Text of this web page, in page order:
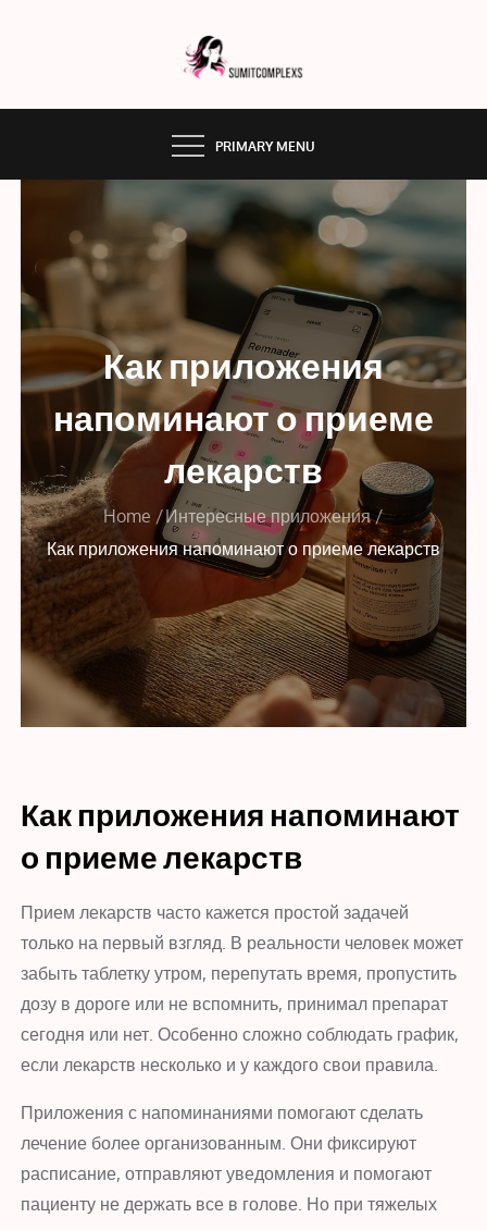
SUMMITCOMPLEX.COM
PRIMARY MENU
Как приложения
напоминают о приеме
лекарств
Home
Интересные приложения
Как приложения напоминают о приеме лекарств
Как приложения напоминают
о приеме лекарств
Прием лекарств часто кажется простой задачей
только на первый взгляд. В реальности человек может
забыть таблетку утром, перепутать время, пропустить
дозу в дороге или не вспомнить, принимал препарат
сегодня или нет. Особенно сложно соблюдать график,
если лекарств несколько и у каждого свои правила.
Приложения с напоминаниями помогают сделать
лечение более организованным. Они фиксируют
расписание, отправляют уведомления и помогают
пациенту не держать все в голове. Но при тяжелых